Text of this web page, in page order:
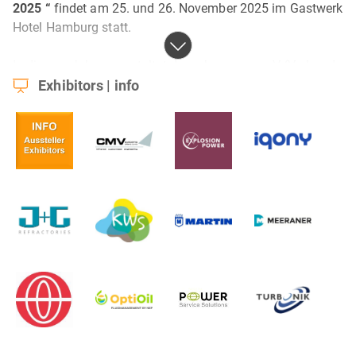
2025 “ findet am 25. und 26. November 2025 im Gastwerk
Hotel Hamburg statt.
der Energieanlagen-Betreiber) zum fünften Mal diese
zur Nutzung von Reststoffen, Klärschlämmen und
Biomassen für die Dampf-, Strom- und Wärmeerzeugung
Serviceanbietern zu Erkenntnissen, Entwicklungen und
Problemen im Bereich der Feuerungsanlagen. Dabei sollen
auch vorgeschaltete bzw. nachgelagerte Prozesse der
beleuchtet werden wie Erfahrungen aus Anlagenbetrieb
und Instandhaltung. Vorträge u.a. über technische
Modifikationen, Anforderungen an Maßnahmen zur
Erreichung von Klimaschutzzielen sollen im Fokus stehen.
Exhibitors | info